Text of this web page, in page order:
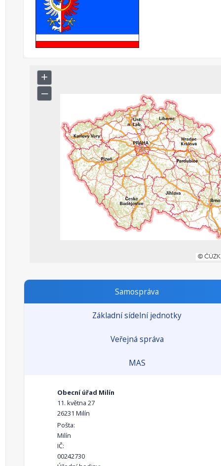
Samospráva
Základní sídelní jednotky
Veřejná správa
MAS
Obecní úřad Milín
11. května 27
26231 Milín
Pošta:
Milín
IČ:
00242730